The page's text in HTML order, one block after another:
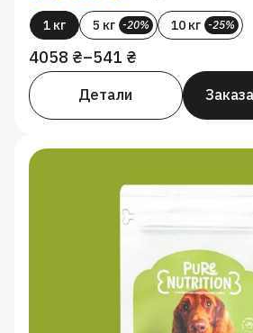
1 кг 5 кг -20% 10 кг -25%
541 ₴
–
4058 ₴
Детали